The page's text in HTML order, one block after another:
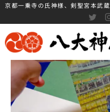
京都一乗寺の氏神様、剣聖宮本武